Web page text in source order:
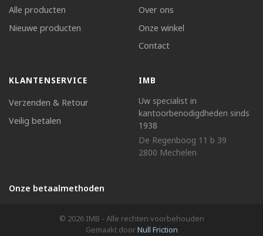
Alle producten
Nieuwe producten
Over ons
Onze winkel
Contact
KLANTENSERVICE
Verzenden & Retour
Veilig betalen
IMB
Uw specialist in
kantoorbenodigdheden sinds
1938
De Regenboog 11 b 39
2800 Mechelen
Onze betaalmethoden
© 2026 IMB - Alle rechten voorbehouden
Gemaakt doorNull Friction